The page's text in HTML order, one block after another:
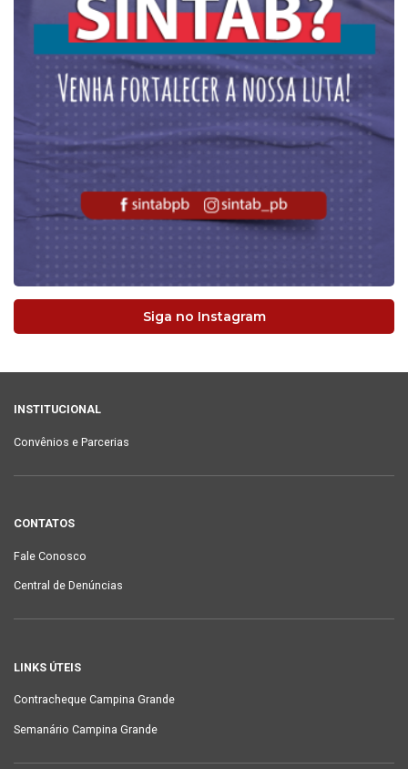
Siga no Instagram
INSTITUCIONAL
Convênios e Parcerias
CONTATOS
Fale Conosco
Central de Denúncias
LINKS ÚTEIS
Contracheque Campina Grande
Semanário Campina Grande